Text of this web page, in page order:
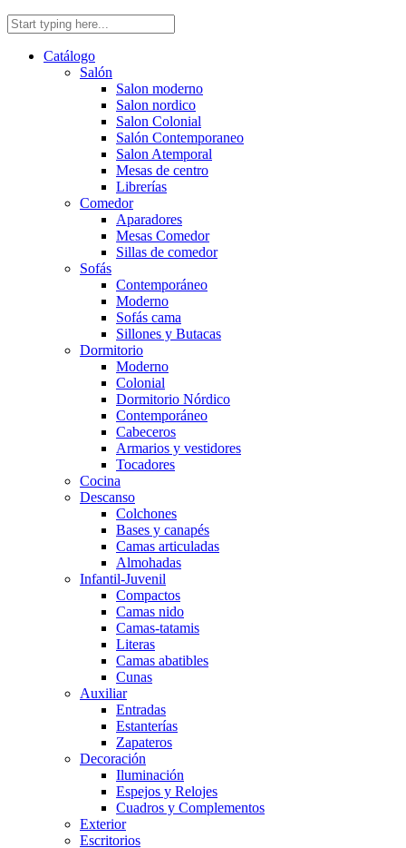
Catálogo
Salón
Salon moderno
Salon nordico
Salon Colonial
Salón Contemporaneo
Salon Atemporal
Mesas de centro
Librerías
Comedor
Aparadores
Mesas Comedor
Sillas de comedor
Sofás
Contemporáneo
Moderno
Sofás cama
Sillones y Butacas
Dormitorio
Moderno
Colonial
Dormitorio Nórdico
Contemporáneo
Cabeceros
Armarios y vestidores
Tocadores
Cocina
Descanso
Colchones
Bases y canapés
Camas articuladas
Almohadas
Infantil-Juvenil
Compactos
Camas nido
Camas-tatamis
Literas
Camas abatibles
Cunas
Auxiliar
Entradas
Estanterías
Zapateros
Decoración
Iluminación
Espejos y Relojes
Cuadros y Complementos
Exterior
Escritorios